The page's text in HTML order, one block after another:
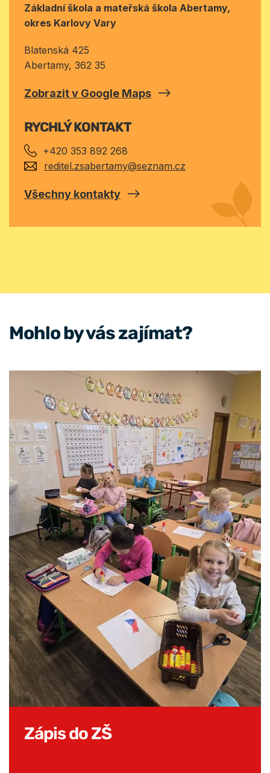
Základní škola a mateřská škola Abertamy,
okres Karlovy Vary
Blatenská 425
Abertamy, 362 35
Zobrazit v Google Maps
RYCHLÝ KONTAKT
+420 353 892 268
reditel.zsabertamy@seznam.cz
Všechny kontakty
Mohlo by vás zajímat?
Zápis do ZŠ